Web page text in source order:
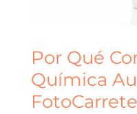
Por Qué
Química
FotoCarrete